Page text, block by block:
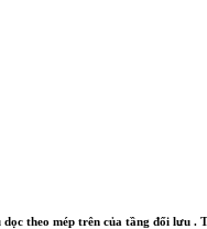
theo mép trên của tầng đối lưu .